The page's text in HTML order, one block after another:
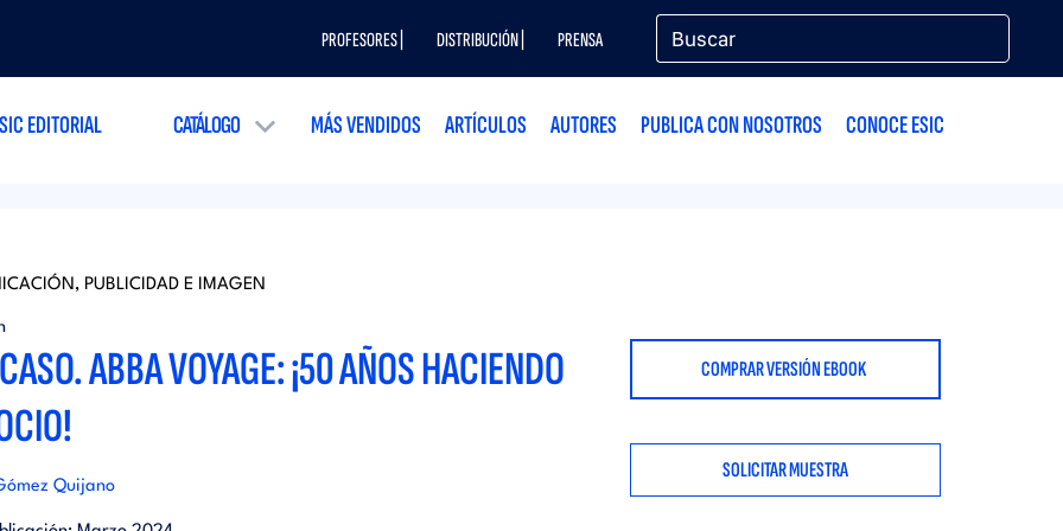
PROFESORES | DISTRIBUCIÓN | PRENSA
EDITORIAL CATÁLOGO MÁS VENDIDOS ARTÍCULOS AUTORES PUBLICA CON NOSOTROS CONOCE ESIC
PUBLICIDAD E IMAGEN
ABBA VOYAGE: ¡50 AÑOS HACIENDO
Quijano
COMPRAR VERSIÓN EBOOK
SOLICITAR MUESTRA